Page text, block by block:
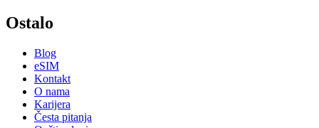
Ostalo
Blog
eSIM
Kontakt
O nama
Karijera
Česta pitanja